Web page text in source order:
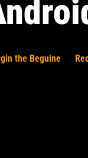
the Beguine